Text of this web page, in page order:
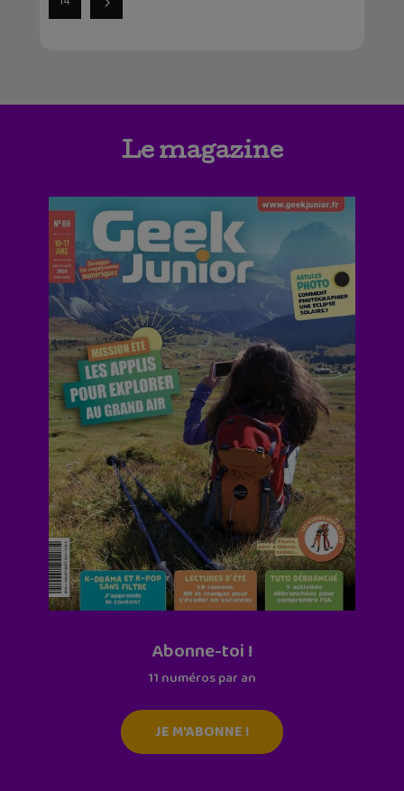
Le magazine
Abonne-toi !
11 numéros par an
JE M'ABONNE !